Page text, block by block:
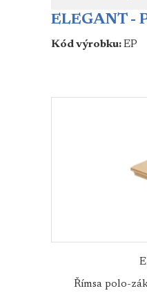
ELEGANT -
Kód výrobku:EP
Římsa polo-